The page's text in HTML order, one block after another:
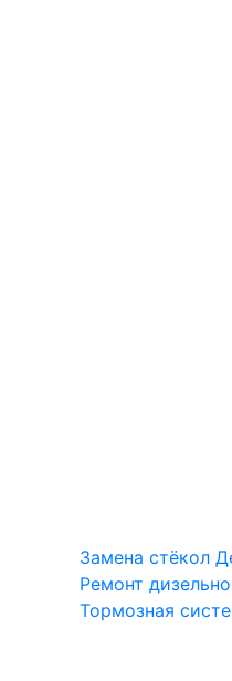
Замена стёкол
Ремонт
Тормозная